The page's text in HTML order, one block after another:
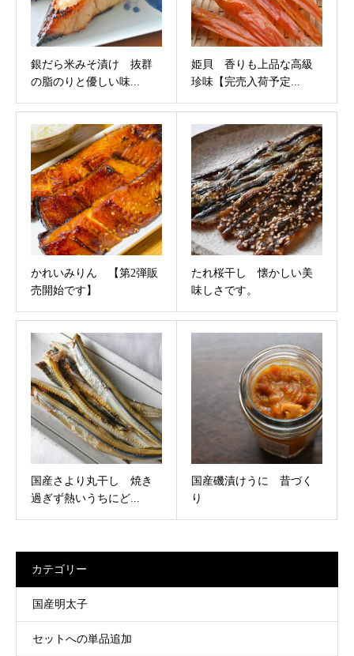
銀だら米みそ漬け 抜群
の脂のりと優しい味...
姫貝 香りも上品な高級
珍味【完売入荷予定...
かれいみりん 【第2弾販
売開始です】
たれ桜干し 懐かしい美
味しさです。
国産さより丸干し 焼き
過ぎず熱いうちにど...
国産磯漬けうに 昔づく
り
カテゴリー
国産明太子
セットへの単品追加